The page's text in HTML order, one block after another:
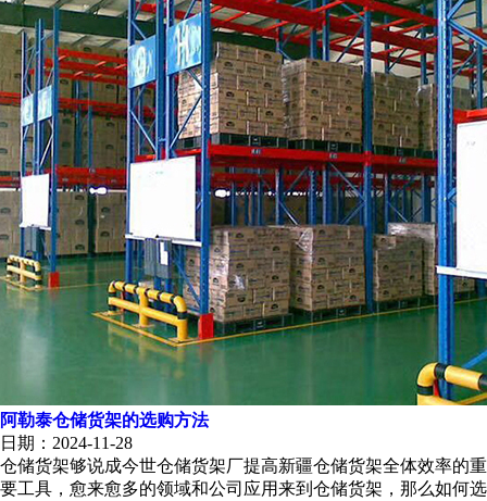
阿勒泰仓储货架的选购方法
日期：2024-11-28
仓储货架够说成今世仓储货架厂提高新疆仓储货架全体效率的重
要工具，愈来愈多的领域和公司应用来到仓储货架，那么如何选